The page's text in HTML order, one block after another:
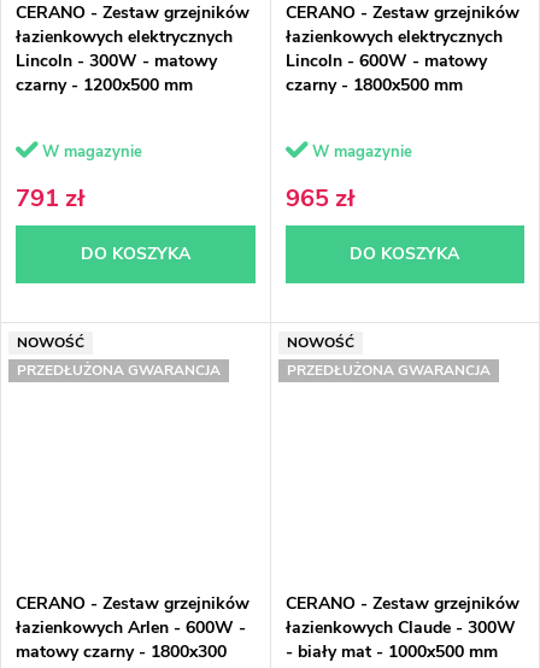
CERANO - Zestaw grzejników
łazienkowych elektrycznych
Lincoln - 300W - matowy
czarny - 1200x500 mm
W magazynie
791 zł
DO KOSZYKA
CERANO - Zestaw grzejników
łazienkowych elektrycznych
Lincoln - 600W - matowy
czarny - 1800x500 mm
W magazynie
965 zł
DO KOSZYKA
NOWOŚĆ
PRZEDŁUŻONA GWARANCJA
CERANO - Zestaw grzejników
łazienkowych Arlen - 600W -
matowy czarny - 1800x300
NOWOŚĆ
PRZEDŁUŻONA GWARANCJA
CERANO - Zestaw grzejników
łazienkowych Claude - 300W
- biały mat - 1000x500 mm